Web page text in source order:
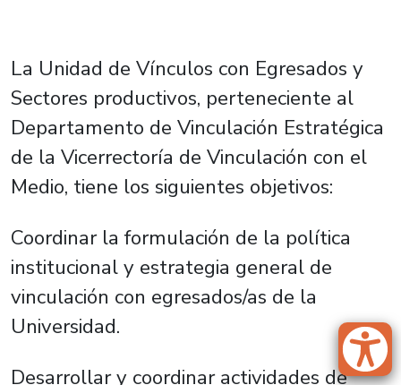
La Unidad de Vínculos con Egresados y
Sectores productivos, perteneciente al
Departamento de Vinculación Estratégica
de la Vicerrectoría de Vinculación con el
Medio, tiene los siguientes objetivos:
Coordinar la formulación de la política
institucional y estrategia general de
vinculación con egresados/as de la
Universidad.
Desarrollar y coordinar actividades de